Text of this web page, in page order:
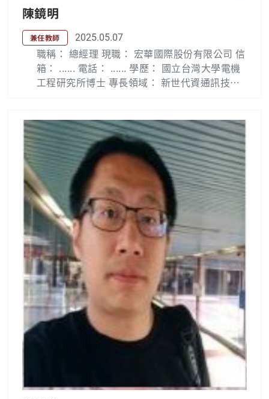
公司系統規劃處處長 93.5~ 96.1 台電公司嘉南
供電區營運處處長 91.5~ 93.4 台電公司供電處
副處長 90.9~ 91.8 台北科技大學進修學院兼任
副教授 89.8~ 91.7 長庚大學電機系兼任副教授 8
9.3~ 91.3 教育部電力工程名詞審查委員 90.8~ 9
4.12 經濟部智慧財產局專利審查委員 85.10~91.
技大學土木系兼任副教授 81.2~ 85.10 台電公司
系統規劃處組長 80.8~ 91.7 清華大學電機系兼
任副教授 78.8~ 79.7 中國文化大學電機系兼任
副教授 72.8~ 78.7 中國文化大學電機系兼任講
師 79.4~ 81.2 台電公司系統規劃處專業工程師 7
1.7~ 79.4 台電公司系統規劃處電機工程師 獎勵
1. 台灣2022 產業傑出貢獻獎(111 年) 1. 台灣20
19 智慧城市卓越貢獻獎(108 年) 2. 清華大學電
資院傑出校友(108 年) 3. 經濟部模範公務人員(1
03 年) 4. 亞洲電力獎:年度輸配電工程計畫獎（1
01 年） 5. 台南市立開元國小傑出校友(96 年) 6.
中國電機工程學會傑出電機工程師（94 年） 7.
中國電機工程學會高雄市分會優秀電機團體獎
（94 年） 8. 經濟部研究發展優等獎 (79、80、
81、83、84 年) 9. 行政院傑出研究獎(79、80、
81、84 年) 管理訓練 1. 台電高階人才管理知能
課程(台大Mini EMBA)研習班結業(105 年) 2. 國
家文官學院高階文官培訓飛躍方案訓練-領導發
展訓練班結業(104 年) 3. 美國奇異公司高階經理
陳鏡明
兼任教師 2025.05.07
職稱： 總經理 現職： 宏華國際股份有限公司 信
箱： ...... 電話： ...... 學歷： 國立台灣大學電機
工程研究所博士 專長領域： 新世代資通訊技
區分公司互動式多媒體處處長(2010/1 ~ 2013/
1) 中華電信公司新竹營運處總經理(2020/1 ~ 20
21/6) 中華電信公司網路處協理(2021/6 ~ 2022/
3) 宏華國際公司總經理(2022/3~) 2009 年中華
電信公司十大傑出從業人員獎 2011年中國電機
工程學會傑出電機工程師獎